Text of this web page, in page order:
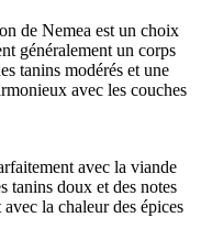
de Nemea est un choix
généralement un corps
tanins modérés et une
avec les couches
avec la viande
tanins doux et des notes
la chaleur des épices